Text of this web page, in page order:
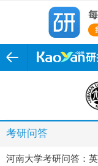
考研问答
河南大学考研问答：